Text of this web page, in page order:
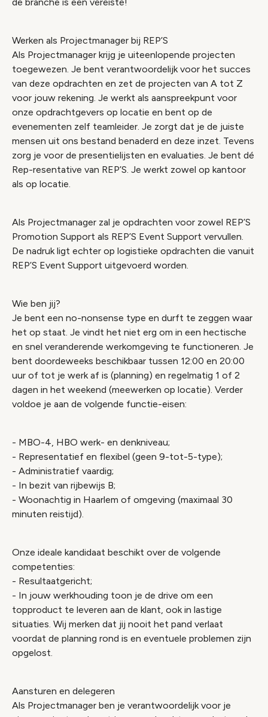
Werken als Projectmanager bij REP’S
Als Projectmanager krijg je uiteenlopende projecten
toegewezen. Je bent verantwoordelijk voor het succes
van deze opdrachten en zet de projecten van A tot Z
voor jouw rekening. Je werkt als aanspreekpunt voor
onze opdrachtgevers op locatie en bent op de
evenementen zelf teamleider. Je zorgt dat je de juiste
mensen uit ons bestand benaderd en deze inzet. Tevens
zorg je voor de presentielijsten en evaluaties. Je bent dé
Rep-resentative van REP’S. Je werkt zowel op kantoor
als op locatie.
Als Projectmanager zal je opdrachten voor zowel REP’S
Promotion Support als REP’S Event Support vervullen.
De nadruk ligt echter op logistieke opdrachten die vanuit
REP’S Event Support uitgevoerd worden.
Wie ben jij?
Je bent een no-nonsense type en durft te zeggen waar
het op staat. Je vindt het niet erg om in een hectische
en snel veranderende werkomgeving te functioneren. Je
bent doordeweeks beschikbaar tussen 12:00 en 20:00
uur of tot je werk af is (planning) en regelmatig 1 of 2
dagen in het weekend (meewerken op locatie). Verder
voldoe je aan de volgende functie-eisen:
- MBO-4, HBO werk- en denkniveau;
- Representatief en flexibel (geen 9-tot-5-type);
- Administratief vaardig;
- In bezit van rijbewijs B;
- Woonachtig in Haarlem of omgeving (maximaal 30
minuten reistijd).
Onze ideale kandidaat beschikt over de volgende
competenties:
- Resultaatgericht;
- In jouw werkhouding toon je de drive om een
topproduct te leveren aan de klant, ook in lastige
situaties. Wij merken dat jij nooit het pand verlaat
voordat de planning rond is en eventuele problemen zijn
opgelost.
Aansturen en delegeren
Als Projectmanager ben je verantwoordelijk voor je